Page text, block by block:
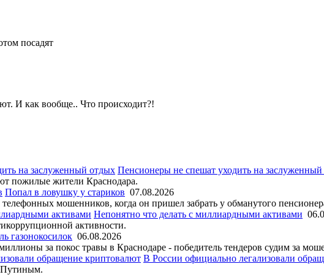
посадят
И как вообще.. Что происходит?!
Пенсионеры не спешат уходить на
пожилые жители Краснодара.
Попал в ловушку у стариков 07.08.2026
мошенников, когда он пришел забрать у обманутого
Непонятно что делать с миллиардными активами
активности.
газонокосилок 06.08.2026
за покос травы в Краснодаре - победитель тендеров судим за
В России официально легализовали
Путиным.